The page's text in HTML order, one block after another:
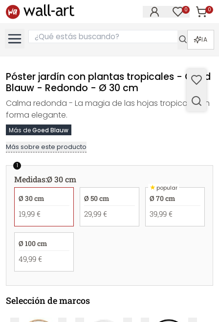
0 0
IA
Póster jardín con plantas tropicales - Goed
Blauw - Redondo - Ø 30 cm
Calma redonda - La magia de las hojas tropicales en
forma elegante.
Más deGoed Blauw
Más sobre este producto
1
Medidas:Ø 30 cm
Ø 30 cm
19,99 €
Ø 50 cm
29,99 €
★popular
Ø 70 cm
39,99 €
Ø 100 cm
49,99 €
Selección de marcos